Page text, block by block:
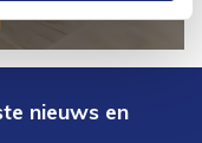
nieuws en